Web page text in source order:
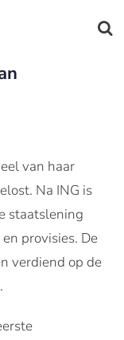
van haar
Na ING is
staatslening
provisies. De
verdiend op de